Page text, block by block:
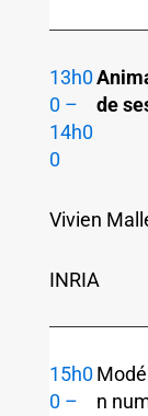
13h0
0 –
14h0
0
de
Vivien
INRIA
15h0
0 –
n